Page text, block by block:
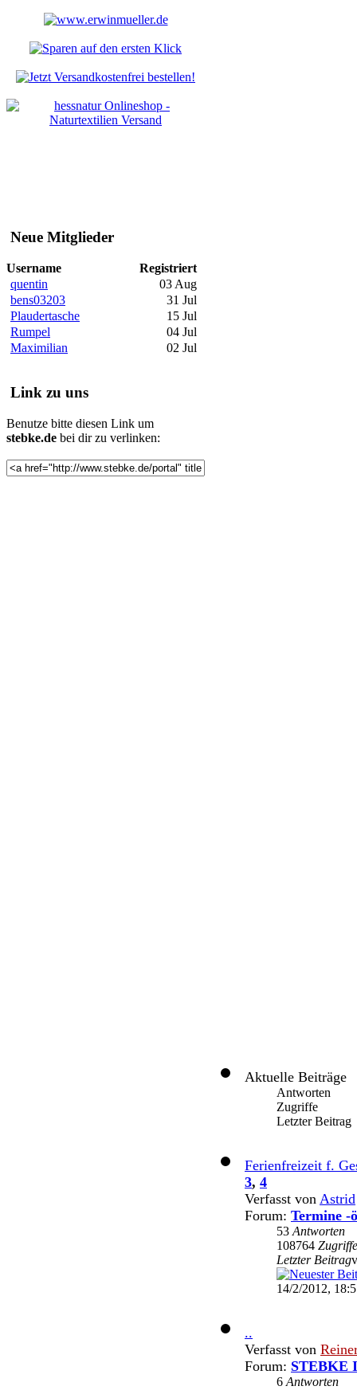
Neue Mitglieder
Username
Registriert
quentin
03 Aug
bens03203
31 Jul
Plaudertasche
15 Jul
Rumpel
04 Jul
Maximilian
02 Jul
Link zu uns
Benutze bitte diesen Link um
stebke.de bei dir zu verlinken:
Aktuelle Beiträge
Antworten
Zugriffe
Letzter Beitrag
Ferienfreizeit f.
3, 4
Verfasst von Astrid
Forum: Termine -
53 Antworten
108764 Zugriffe
Letzter Beitrag
14/2/2012,
..
Verfasst von
Forum: STEBKE
6 Antworten